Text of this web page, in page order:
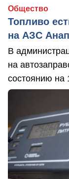
Общество
Топливо
на АЗС
В
на
состоянию на